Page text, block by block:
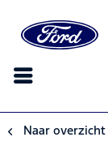
Naar overzicht